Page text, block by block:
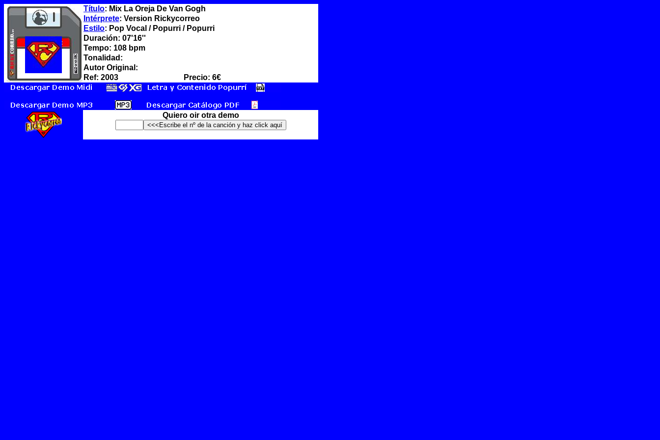
Título: Mix La Oreja De Van Gogh
Intérprete: Version Rickycorreo
Estilo: Pop Vocal / Popurri / Popurri
Duración: 07'16''
Tempo: 108 bpm
Tonalidad:
Autor Original:
Ref: 2003
Precio: 6€
Quiero oir otra demo